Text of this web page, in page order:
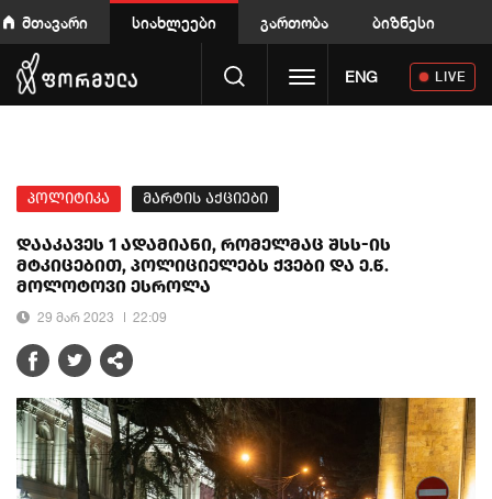
მთავარი სიახლეები გართობა ბიზნესი
Toggle navigation
ENG LIVE
პოლიტიკა მარტის აქციები
დააკავეს 1 ადამიანი, რომელმაც შსს-ის
მტკიცებით, პოლიციელებს ქვები და ე.წ.
მოლოტოვი ესროლა
29 მარ 2023 22:09